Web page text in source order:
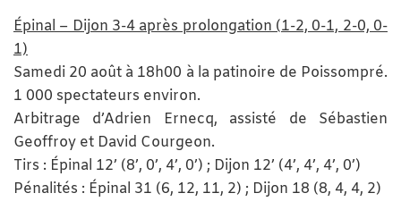
Épinal – Dijon 3-4 après prolongation (1-2, 0-1, 2-0, 0-
1)
Samedi 20 août à 18h00 à la patinoire de Poissompré.
1 000 spectateurs environ.
Arbitrage d’Adrien Ernecq, assisté de Sébastien
Geoffroy et David Courgeon.
Tirs : Épinal 12’ (8’, 0’, 4’, 0’) ; Dijon 12’ (4’, 4’, 4’, 0’)
Pénalités : Épinal 31 (6, 12, 11, 2) ; Dijon 18 (8, 4, 4, 2)